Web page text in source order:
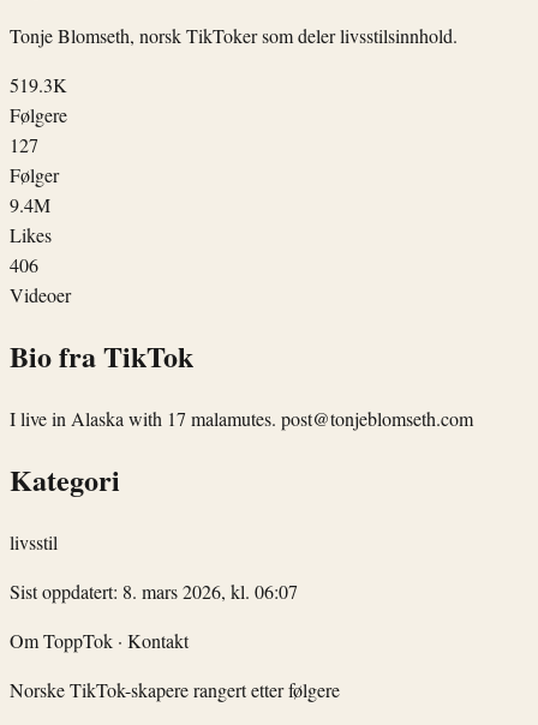
Tonje Blomseth, norsk TikToker som deler livsstilsinnhold.
519.3K
Følgere
127
Følger
9.4M
Likes
406
Videoer
Bio fra TikTok
I live in Alaska with 17 malamutes. post@tonjeblomseth.com
Kategori
livsstil
Sist oppdatert: 8. mars 2026, kl. 06:07
Om ToppTok · Kontakt
Norske TikTok-skapere rangert etter følgere